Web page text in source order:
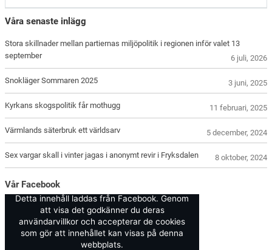
Våra senaste inlägg
Stora skillnader mellan partiernas miljöpolitik i regionen inför valet 13
september
6 juli, 2026
Snokläger Sommaren 2025 3 juni, 2025
Kyrkans skogspolitik får mothugg 11 februari, 2025
Värmlands säterbruk ett världsarv 5 december, 2024
Sex vargar skall i vinter jagas i anonymt revir i Fryksdalen 8 oktober, 2024
Vår Facebook
Detta innehåll laddas från Facebook. Genom
att visa det godkänner du deras
användarvillkor och accepterar de cookies
som gör att innehållet kan visas på denna
webbplats.